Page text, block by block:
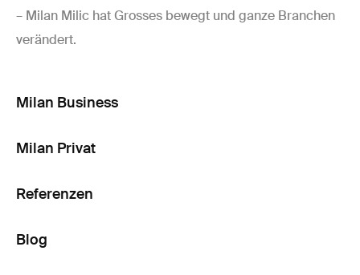
Milan Business
Milan Privat
Referenzen
Blog
– Milan Milic hat Grosses bewegt und ganze Branchen
verändert.